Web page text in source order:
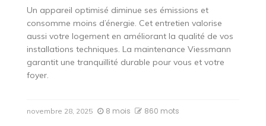
Un appareil optimisé diminue ses émissions et
consomme moins d’énergie. Cet entretien valorise
aussi votre logement en améliorant la qualité de vos
installations techniques. La maintenance Viessmann
garantit une tranquillité durable pour vous et votre
foyer.
novembre 28, 2025 8 mois 860 mots